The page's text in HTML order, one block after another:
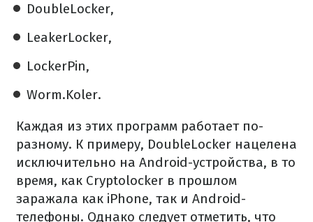
DoubleLocker,
LeakerLocker,
LockerPin,
Worm.Koler.
Каждая из этих программ работает по-
разному. К примеру, DoubleLocker нацелена
исключительно на Android-устройства, в то
время, как Cryptolocker в прошлом
заражала как iPhone, так и Android-
телефоны. Однако следует отметить, что